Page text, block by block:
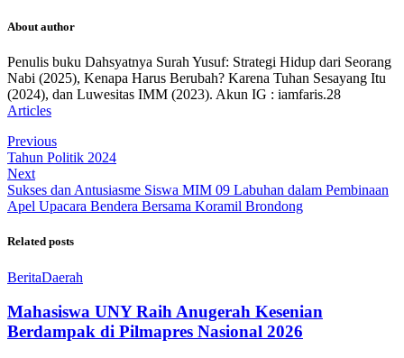
About author
Penulis buku Dahsyatnya Surah Yusuf: Strategi Hidup dari Seorang
Nabi (2025), Kenapa Harus Berubah? Karena Tuhan Sesayang Itu
(2024), dan Luwesitas IMM (2023). Akun IG : iamfaris.28
Articles
Previous
Tahun Politik 2024
Next
Sukses dan Antusiasme Siswa MIM 09 Labuhan dalam Pembinaan
Apel Upacara Bendera Bersama Koramil Brondong
Related posts
BeritaDaerah
Mahasiswa UNY Raih Anugerah Kesenian
Berdampak di Pilmapres Nasional 2026